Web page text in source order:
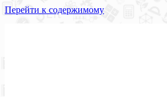
Перейти к содержимому